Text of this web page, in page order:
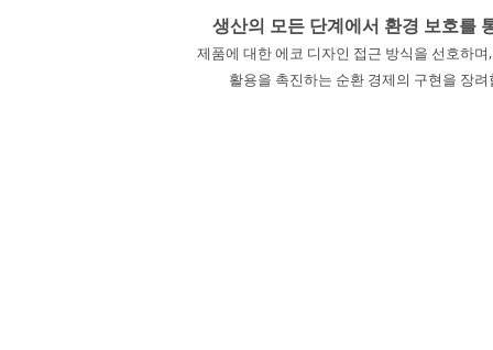
생산의 모든 단계에서 환경 보호를
제품에 대한 에코 디자인 접근 방식을 선호하며
활용을 촉진하는 순환 경제의 구현을 장려